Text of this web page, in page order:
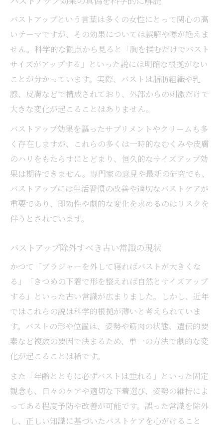
正しい知識で叶えるバストアップ術
バストアップの正解を見極めるチェック法
女性ホルモンを活用したバストアップ術
バストアップ除外事項と安全な実践法
バストアップで理想サイズを目指すコツ
バストアップ方法選択における注意点
誤情報を避けて理想のバストへ近づくには
バストアップ誤情報を簡単に見抜くコツ
バストアップ実践前に確認すべき知識
バストアップ除外リストで情報を精選
正しいバストアップ方法の見分け方
バストアップで避けるべきNG習慣集
バストアップに有効な科学的アプローチ
バストアップ除外基準と実践ポイント
バストアップで注目の最新研究を紹介
筋トレとバストアップの関係を解説
バストアップと食生活の科学的な関連
根拠の薄いバストアップ常識を検証する
バストアップのよくある誤解を徹底調査
バストアップに効果なしと言われる方法
バストアップ常識の科学的な誤りとは
バストアップにまつわる誤認識の原因
バストアップという言葉は多くの女性にとって関心の高
いテーマですが、その効果については誤解や噂が絶えま
せん。科学的な観点から見ると「胸を揉むだけでバスト
サイズがアップする」といった説には明確な根拠がない
ことが分かっています。実際、バストは脂肪組織や乳
腺、皮膚などで構成されており、外部からの刺激だけで
大きな変化が起こることはありません。
バストアップ効果を謳ったサプリメントやクリームも多
く存在しますが、これらの多くは一時的なむくみや皮膚
のハリをもたらすにとどまり、恒久的なサイズアップ効
果は期待できません。専門家の意見や最新の研究でも、
バストアップには生活習慣の改善や適切なバストケアが
重要であり、即効性や劇的な変化を求めるのはリスクを
伴うとされています。
バストアップ除外すべき古い常識の現状
かつて「ブラジャーを外して寝ればバストが大きくな
る」「きつめの下着で形を整えれば自然とサイズアップ
する」といった古い常識が広まりました。しかし、近年
ではこれらの説は科学的根拠が薄いと考えられていま
す。バストの形や位置は、姿勢や筋肉の状態、遺伝的要
素など複数の要因で決まるため、単一の方法で劇的な変
化が起こることは稀です。
また「年齢とともに必ずバストは垂れる」といった固定
観念も、日々のケアや適切な下着選び、姿勢の維持によ
ってある程度予防や改善が可能です。誤った常識を除外
し、正しい知識に基づいたバストケアを心がけること